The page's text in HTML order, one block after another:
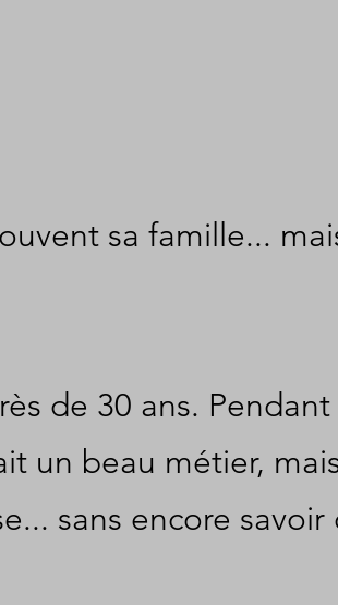
sa famille...
de 30 ans.
un beau métier,
sans encore savoir